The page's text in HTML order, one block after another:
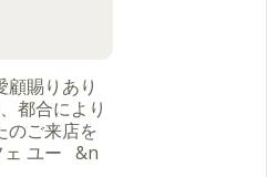
顧賜りあり
都合により
のご来店を
ェ ユー &n